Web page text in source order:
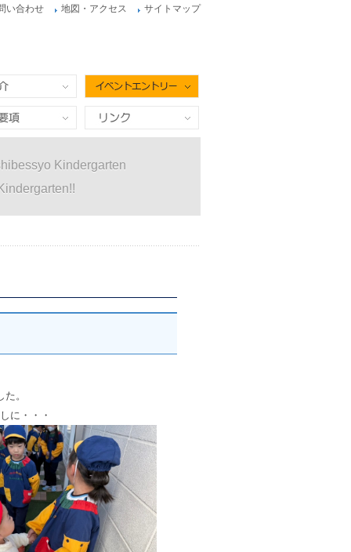
い合わせ 地図・アクセス サイトマップ
リンク
Kindergarten
。
に・・・